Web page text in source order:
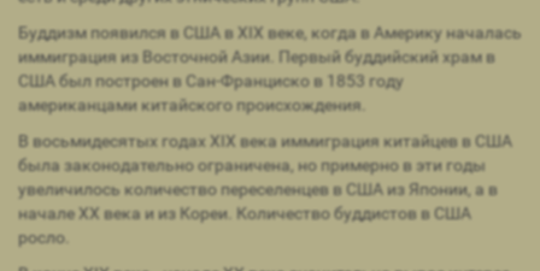
Буддизм появился в США в XIX веке, когда в Америку началась
иммиграция из Восточной Азии. Первый буддийский храм в
США был построен в Сан-Франциско в 1853 году
американцами китайского происхождения.
В восьмидесятых годах XIX века иммиграция китайцев в США
была законодательно ограничена, но примерно в эти годы
увеличилось количество переселенцев в США из Японии, а в
начале XX века и из Кореи. Количество буддистов в США
росло.